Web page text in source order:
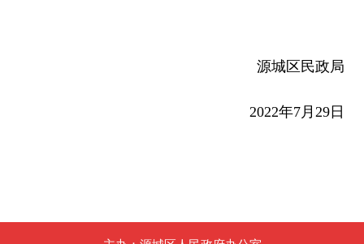
源城区民政局
2022年7月29日